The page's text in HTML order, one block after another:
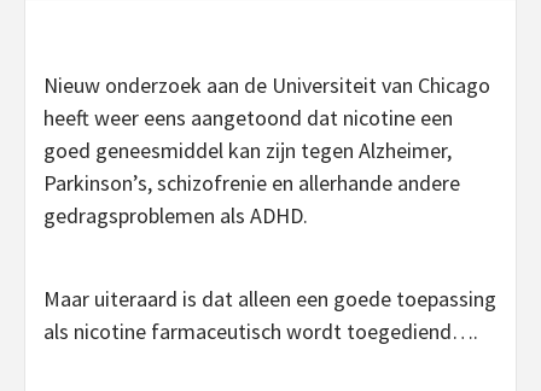
Nieuw onderzoek aan de Universiteit van Chicago
heeft weer eens aangetoond dat nicotine een
goed geneesmiddel kan zijn tegen Alzheimer,
Parkinson’s, schizofrenie en allerhande andere
gedragsproblemen als ADHD.
Maar uiteraard is dat alleen een goede toepassing
als nicotine farmaceutisch wordt toegediend….